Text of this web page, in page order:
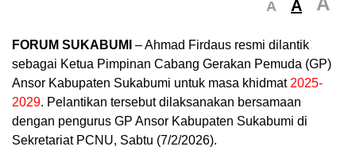
A A
FORUM SUKABUMI – Ahmad Firdaus resmi dilantik
sebagai Ketua Pimpinan Cabang Gerakan Pemuda (GP)
Ansor Kabupaten Sukabumi untuk masa khidmat 2025-
2029. Pelantikan tersebut dilaksanakan bersamaan
dengan pengurus GP Ansor Kabupaten Sukabumi di
Sekretariat PCNU, Sabtu (7/2/2026).